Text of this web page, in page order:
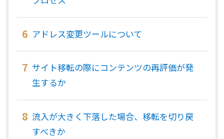
アドレス変更ツールについて
サイト移転の際にコンテンツの再評価が発
生するか
流入が大きく下落した場合、移転を切り戻
すべきか